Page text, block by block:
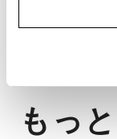
もっ